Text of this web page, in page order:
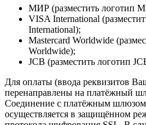
МИР (разместить логотип
VISA International
International);
Mastercard Worldwide
Worldwide);
JCB (разместить логотип
Для оплаты (ввода реквизитов
перенаправлены на
Соединение с платёжным
осуществляется в защищённом